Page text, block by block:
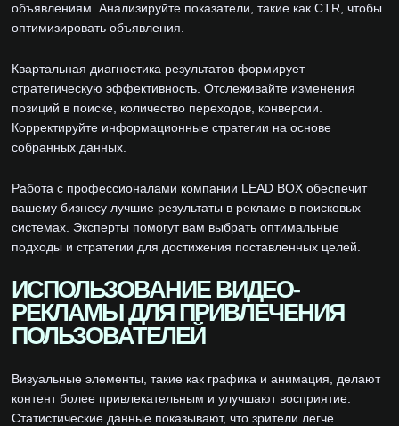
объявлениям. Анализируйте показатели, такие как CTR, чтобы
оптимизировать объявления.
Квартальная диагностика результатов формирует
стратегическую эффективность. Отслеживайте изменения
позиций в поиске, количество переходов, конверсии.
Корректируйте информационные стратегии на основе
собранных данных.
Работа с профессионалами компании LEAD BOX обеспечит
вашему бизнесу лучшие результаты в рекламе в поисковых
системах. Эксперты помогут вам выбрать оптимальные
подходы и стратегии для достижения поставленных целей.
ИСПОЛЬЗОВАНИЕ ВИДЕО-
РЕКЛАМЫ ДЛЯ ПРИВЛЕЧЕНИЯ
ПОЛЬЗОВАТЕЛЕЙ
Визуальные элементы, такие как графика и анимация, делают
контент более привлекательным и улучшают восприятие.
Статистические данные показывают, что зрители легче